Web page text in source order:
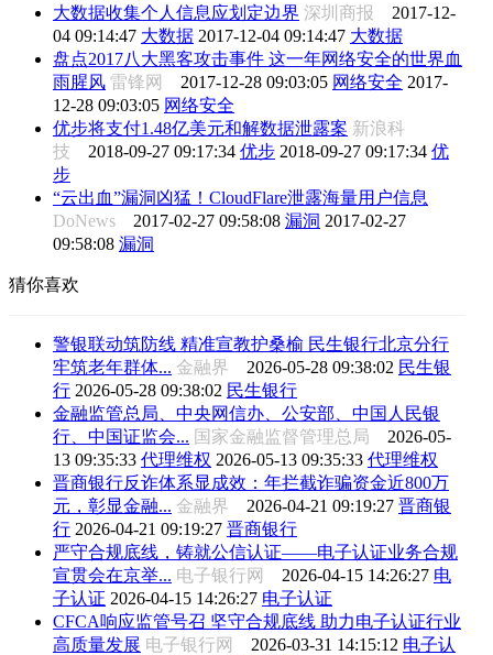
大数据收集个人信息应划定边界 深圳商报 2017-12-
04 09:14:47 大数据 2017-12-04 09:14:47 大数据
盘点2017八大黑客攻击事件 这一年网络安全的世界血
雨腥风 雷锋网 2017-12-28 09:03:05 网络安全 2017-
12-28 09:03:05 网络安全
优步将支付1.48亿美元和解数据泄露案 新浪科
技 2018-09-27 09:17:34 优步 2018-09-27 09:17:34 优
步
“云出血”漏洞凶猛！CloudFlare泄露海量用户信息
DoNews 2017-02-27 09:58:08 漏洞 2017-02-27
09:58:08 漏洞
猜你喜欢
警银联动筑防线 精准宣教护桑榆 民生银行北京分行
牢筑老年群体... 金融界 2026-05-28 09:38:02 民生银
行 2026-05-28 09:38:02 民生银行
金融监管总局、中央网信办、公安部、中国人民银
行、中国证监会... 国家金融监督管理总局 2026-05-
13 09:35:33 代理维权 2026-05-13 09:35:33 代理维权
晋商银行反诈体系显成效：年拦截诈骗资金近800万
元，彰显金融... 金融界 2026-04-21 09:19:27 晋商银
行 2026-04-21 09:19:27 晋商银行
严守合规底线，铸就公信认证——电子认证业务合规
宣贯会在京举... 电子银行网 2026-04-15 14:26:27 电
子认证 2026-04-15 14:26:27 电子认证
CFCA响应监管号召 坚守合规底线 助力电子认证行业
高质量发展 电子银行网 2026-03-31 14:15:12 电子认